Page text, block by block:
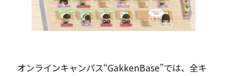
オンラインキャンパス“GakkenBase”では、全キ